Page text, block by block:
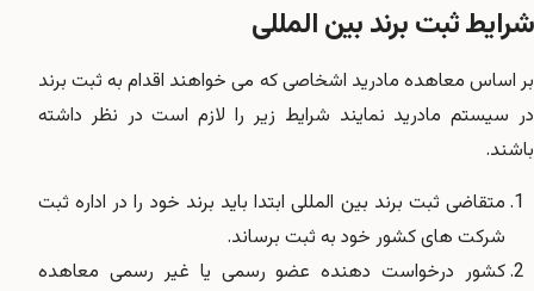
شرایط ثبت برند بین المللی
بر اساس معاهده مادرید اشخاصی که می خواهند اقدام به ثبت برند
در سیستم مادرید نمایند شرایط زیر را لازم است در نظر داشته
باشند.
متقاضی ثبت برند بین المللی ابتدا باید برند خود را در اداره ثبت
شرکت های کشور خود به ثبت برساند.
کشور درخواست دهنده عضو رسمی یا غیر رسمی معاهده